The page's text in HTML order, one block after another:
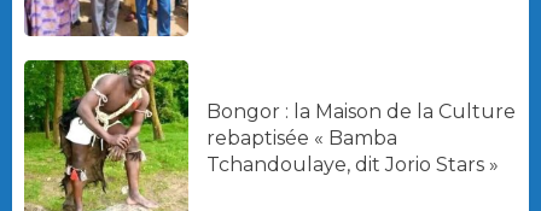
Bongor : la Maison de la Culture
rebaptisée « Bamba
Tchandoulaye, dit Jorio Stars »